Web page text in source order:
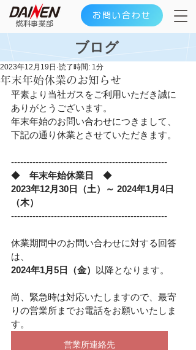
お問い合わせ
​燃料事業部
ブログ
年末年始休業のお知らせ
2023年12月19日 読了時間: 1分
平素より当社ガスをご利用いただき誠に
ありがとうございます。
年末年始のお問い合わせにつきまして、
下記の通り休業とさせていただきます。
---------------------------------------------------
◆ 年末年始休業日
◆
2023年12月30日（土）～ 2024年1月4日
（木）
---------------------------------------------------
休業期間中のお問い合わせに対する回答
は、
2024年1月5日（金）
以降となります。
尚、緊急時は対応いたしますので、最寄
りの営業所までお電話をお願いいたしま
す。
営業所連絡先